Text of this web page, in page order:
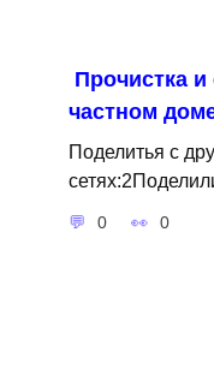
Прочистка и
частном
Поделитья с
0 0